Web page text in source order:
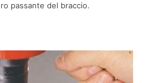
passante del braccio.